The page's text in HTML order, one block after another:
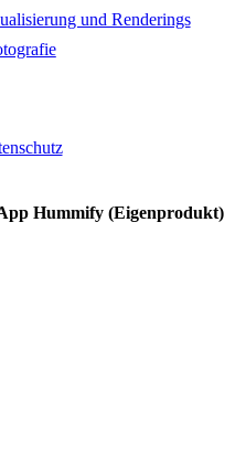
und Renderings
Hummify (Eigenprodukt)